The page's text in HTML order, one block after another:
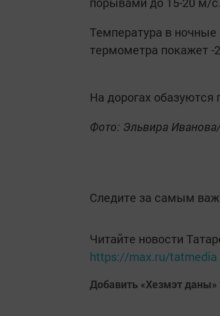
Температура в ночные
термометра покажет -
На дорогах
Фото: Эльвира
Следите за самым
Читайте новости
https://max.ru/tatmedia
Добавить «Хезмэт даны»